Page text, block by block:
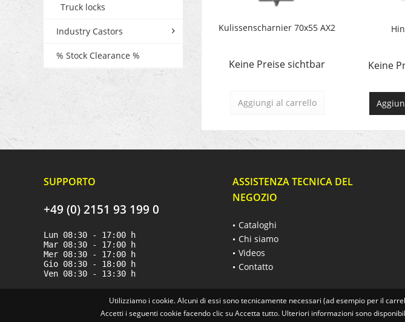
Truck locks
Industry Castors
% Stock Clearance %
Kulissenscharnier 70x55 AX2
Keine Preise sichtbar
Aggiungi al carrello
Keine
SUPPORTO
+49 (0) 2151 93 199 0
Lun 08:30 - 17:00 h
Mar 08:30 - 17:00 h
Mer 08:30 - 17:00 h
Gio 08:30 - 18:00 h
Ven 08:30 - 13:30 h
ASSISTENZA TECNICA DEL
NEGOZIO
Cataloghi
Chi siamo
Videos
Contatto
Utilizziamo i cookie. Alcuni di essi sono tecnicamente necessari (ad esempio per il
Accetti i seguenti cookie facendo clic su Accetta tutto. Ulteriori informazioni sono